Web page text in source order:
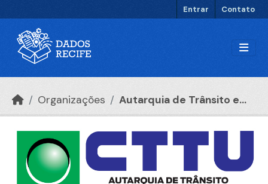
Entrar Contato
Organizações Autarquia de Trânsito e...